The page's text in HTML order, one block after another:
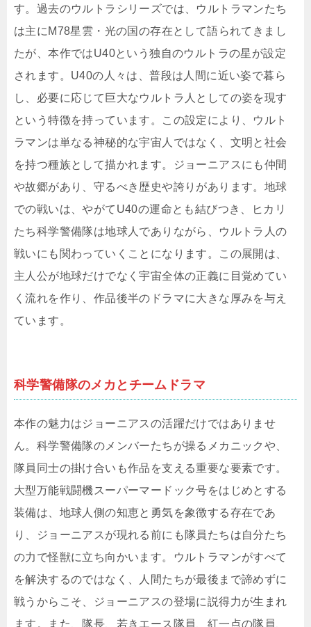
す。過去のウルトラシリーズでは、ウルトラマンたち
は主にM78星雲・光の国の存在として語られてきまし
たが、本作ではU40という独自のウルトラの星が設定
されます。U40の人々は、普段は人間に近い姿で暮ら
し、必要に応じて巨大なウルトラ人としての姿を現す
という特徴を持っています。この設定により、ウルト
ラマンは単なる神秘的な宇宙人ではなく、文明と社会
を持つ種族として描かれます。ジョーニアスにも仲間
や故郷があり、守るべき歴史や誇りがあります。地球
での戦いは、やがてU40の運命とも結びつき、ヒカリ
たち科学警備隊は地球人でありながら、ウルトラ人の
戦いにも関わっていくことになります。この展開は、
主人公が地球だけでなく宇宙全体の正義に目覚めてい
く流れを作り、作品後半のドラマに大きな厚みを与え
ています。
科学警備隊のメカとチームドラマ
本作の魅力はジョーニアスの活躍だけではありませ
ん。科学警備隊のメンバーたちが操るメカニックや、
隊員同士の掛け合いも作品を支える重要な要素です。
大型万能戦闘機スーパーマードック号をはじめとする
装備は、地球人側の知恵と勇気を象徴する存在であ
り、ジョーニアスが現れる前にも隊員たちは自分たち
の力で怪獣に立ち向かいます。ウルトラマンがすべて
を解決するのではなく、人間たちが最後まで諦めずに
戦うからこそ、ジョーニアスの登場に説得力が生まれ
ます。また、隊長、若きエース隊員、紅一点の隊員、